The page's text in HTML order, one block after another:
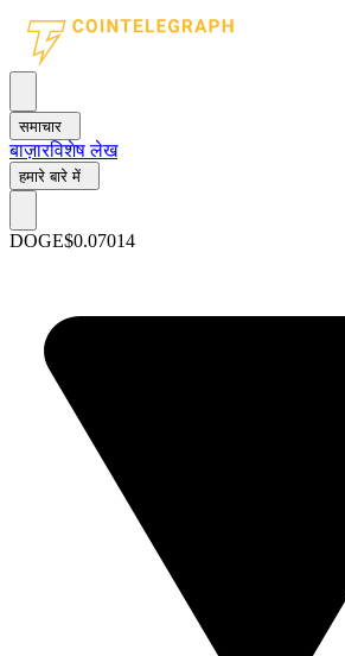
समाचार
बाज़ारविशेष लेख
हमारे बारे में
DOGE$0.07014